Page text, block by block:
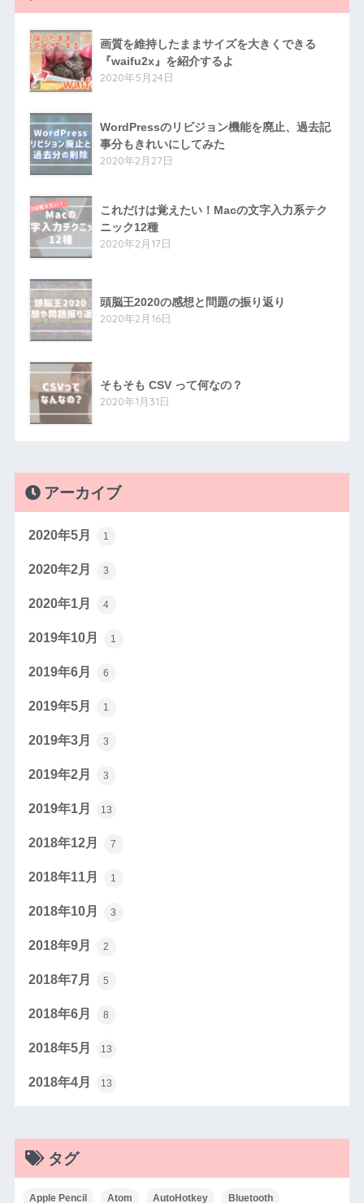
画質を維持したままサイズを大きくできる
『waifu2x』を紹介するよ
2020年5月24日
WordPressのリビジョン機能を廃止、過去記
事分もきれいにしてみた
2020年2月27日
これだけは覚えたい！Macの文字入力系テク
ニック12種
2020年2月17日
頭脳王2020の感想と問題の振り返り
2020年2月16日
そもそも CSV って何なの？
2020年1月31日
アーカイブ
2020年5月 1
2020年2月 3
2020年1月 4
2019年10月 1
2019年6月 6
2019年5月 1
2019年3月 3
2019年2月 3
2019年1月 13
2018年12月 7
2018年11月 1
2018年10月 3
2018年9月 2
2018年7月 5
2018年6月 8
2018年5月 13
2018年4月 13
タグ
Apple Pencil Atom AutoHotkey Bluetooth